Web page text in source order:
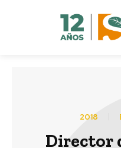
2018
Director